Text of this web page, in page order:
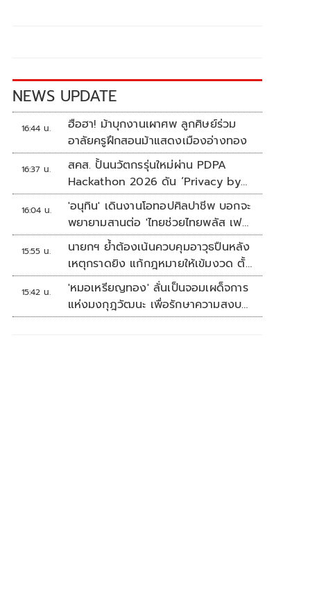
NEWS UPDATE
16:44 น.
ฮือฮา! ม้าบุกงานเผาศพ ลูกศิษย์ร่วม
อาลัยครูฝึกสอนม้าแสดงเมืองอ่างทอง
16:37 น.
สคส. ปั้นนวัตกรรุ่นใหม่ผ่าน PDPA
Hackathon 2026 ดัน ‘Privacy by
Design for all’ สู่โซลูชันคุ้มครอง
ข้อมูลส่วนบุคคลที่ใช้ได้จริง
16:04 น.
'อนุทิน' เดินงานโอทอปศิลปาชีพ บอกจะ
พยายามสานต่อ 'ไทยช่วยไทยพลัส เฟส
2'
15:55 น.
นายกฯ ย้ำต้องเน้นควบคุมอาวุธปืนหลัง
เหตุกราดยิง แก้กฎหมายให้เข้มงวด ตั้ง
ด่านตรวจเพิ่ม
15:42 น.
'หมอเหรียญทอง' ลั่นเป็นจอมเผด็จการ
แห่งมงกุฎวัฒนะ เพื่อรักษาความสงบ
ปลอดภัยภายในรพ.